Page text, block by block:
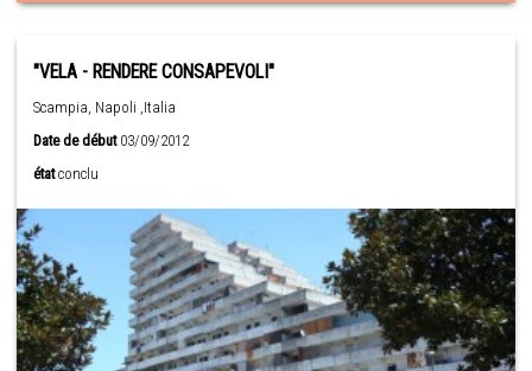
"VELA - RENDERE CONSAPEVOLI"
Scampia, Napoli ,Italia
Date de début03/09/2012
état conclu